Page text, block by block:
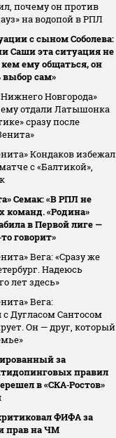
почему он против
на водопой в РПЛ
с сыном Соболева:
Саши эта ситуация не
ему общаться, он
сам»
Новгорода»
отдали Латышонка
сразу после
Кондаков избежал
с «Балтикой»,
Семак: «В РПЛ не
команд. «Родина»
в Первой лиге —
говорит»
Вега: «Сразу же
Надеюсь
лет здесь»
Вега:
Дугласом Сантосом
Он — друг, который
за
правил
в «СКА‑Ростов»
ФИФА за
прав на ЧМ